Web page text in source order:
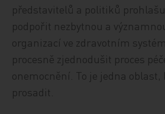
představitelů a politiků
podpořit nezbytnou a
organizací ve zdravotním
procesně zjednodušit proces
onemocnění. To je jedna
prosadit.